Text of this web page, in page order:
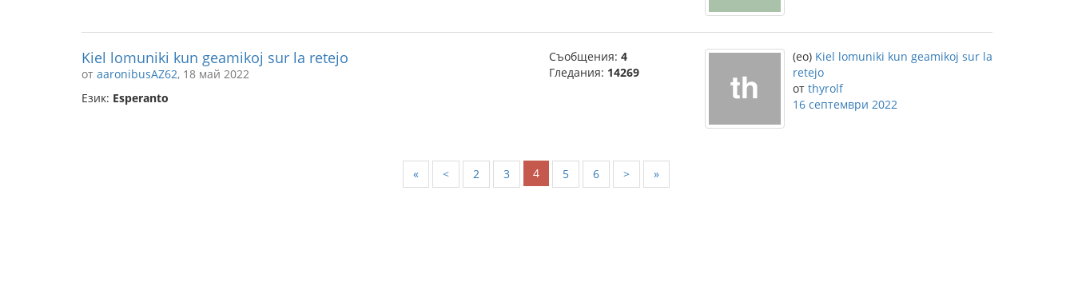
Kiel lomuniki kun geamikoj sur la retejo
от aaronibusAZ62, 18 май 2022
Език: Esperanto
Съобщения: 4
Гледания: 14269
(eo) Kiel lomuniki kun geamikoj sur la
retejo
от thyrolf
16 септември 2022
« < 2 3 4 5 6 > »